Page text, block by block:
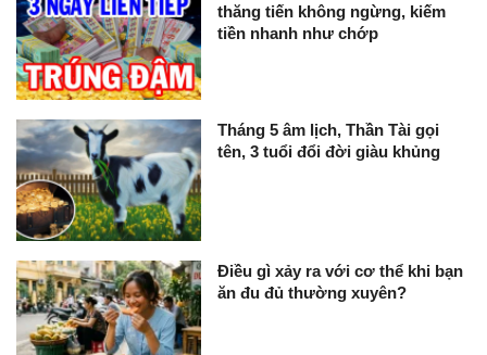
thăng tiến không ngừng, kiếm
tiền nhanh như chớp
Tháng 5 âm lịch, Thần Tài gọi
tên, 3 tuổi đổi đời giàu khủng
Điều gì xảy ra với cơ thể khi bạn
ăn đu đủ thường xuyên?